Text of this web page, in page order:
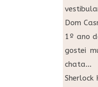
Dom
1º ano
gostei
chata…
Sherlock